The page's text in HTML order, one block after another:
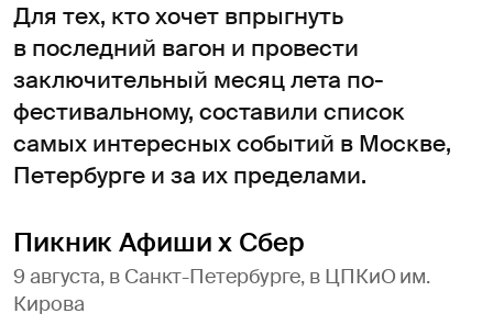
Для тех, кто хочет впрыгнуть
в последний вагон и провести
заключительный месяц лета по-
фестивальному, составили список
самых интересных событий в Москве,
Петербурге и за их пределами.
Пикник Афиши x Сбер
9 августа, в Санкт-Петербурге, в ЦПКиО им.
Кирова